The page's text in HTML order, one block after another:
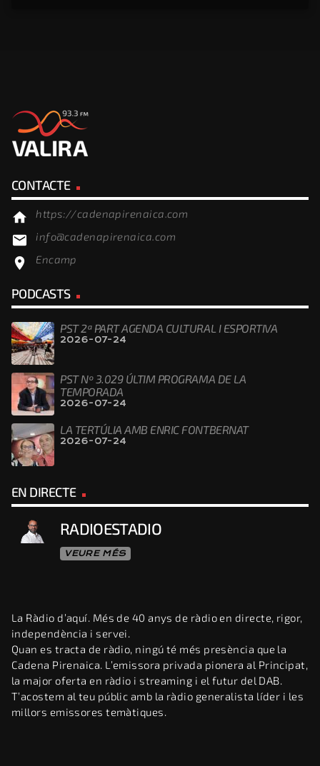
CONTACTE
home https://cadenapirenaica.com
email info@cadenapirenaica.com
location_on Encamp
PODCASTS
PST 2ª PART AGENDA CULTURAL I ESPORTIVA
2026-07-24
PST Nº 3.029 ÚLTIM PROGRAMA DE LA
TEMPORADA
2026-07-24
LA TERTÚLIA AMB ENRIC FONTBERNAT
2026-07-24
EN DIRECTE
RADIOESTADIO
VEURE MÉS
La Ràdio d’aquí. Més de 40 anys de ràdio en directe, rigor,
independència i servei.
Quan es tracta de ràdio, ningú té més presència que la
Cadena Pirenaica. L’emissora privada pionera al Principat,
la major oferta en ràdio i streaming i el futur del DAB.
T’acostem al teu públic amb la ràdio generalista líder i les
millors emissores temàtiques.